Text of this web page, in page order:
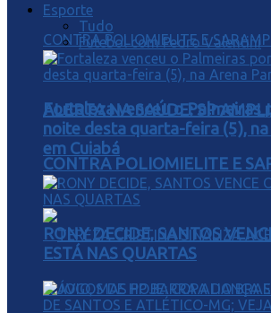
ALERTA NA SAÚDE: SP
CONTRA POLIOMIELITE E
Esporte
Tudo
Futebol com Pedro Valentini
Fortaleza venceu o Palmeiras
noite desta quarta-feira (5),
em Cuiabá
RONY DECIDE, SANTOS
ESTÁ NAS QUARTAS